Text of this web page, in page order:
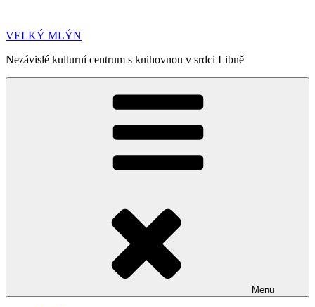
obsahu
VELKÝ MLÝN
Nezávislé kulturní centrum s knihovnou v srdci Libně
Menu